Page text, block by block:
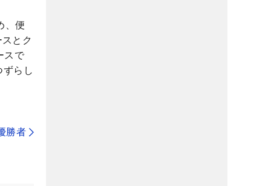
、便
とク
スで
らし
勝者